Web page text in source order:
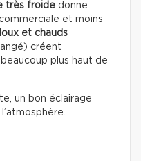
très froide donne
et moins
et chauds
créent
plus haut de
un bon éclairage